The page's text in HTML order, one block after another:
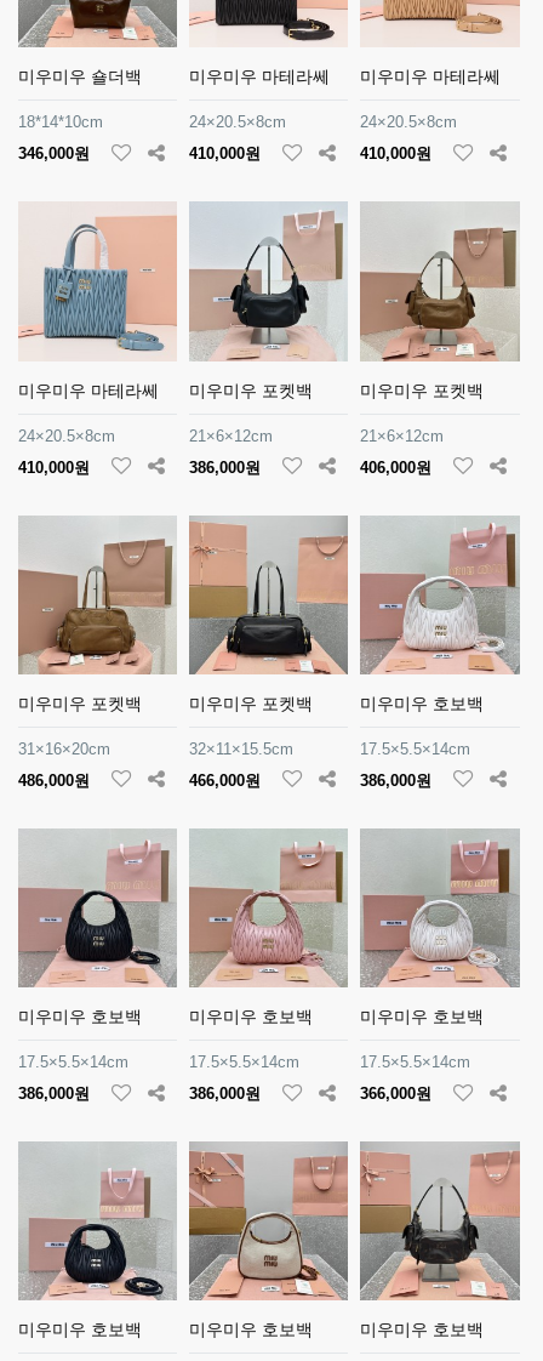
미우미우 숄더백
18*14*10cm
346,000원
미우미우 마테라쎄
24×20.5×8cm
410,000원
미우미우 마테라쎄
24×20.5×8cm
410,000원
미우미우 마테라쎄
24×20.5×8cm
410,000원
미우미우 포켓백
21×6×12cm
386,000원
미우미우 포켓백
21×6×12cm
406,000원
미우미우 포켓백
31×16×20cm
486,000원
미우미우 포켓백
32×11×15.5cm
466,000원
미우미우 호보백
17.5×5.5×14cm
386,000원
미우미우 호보백
17.5×5.5×14cm
386,000원
미우미우 호보백
17.5×5.5×14cm
386,000원
미우미우 호보백
17.5×5.5×14cm
366,000원
미우미우 호보백 미우미우 호보백 미우미우 호보백